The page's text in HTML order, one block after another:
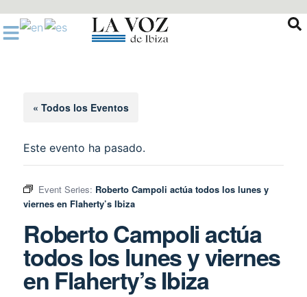
al
contenido
« Todos los Eventos
Este evento ha pasado.
Event Series: Roberto Campoli actúa todos los lunes y
viernes en Flaherty’s Ibiza
Roberto Campoli actúa
todos los lunes y viernes
en Flaherty’s Ibiza